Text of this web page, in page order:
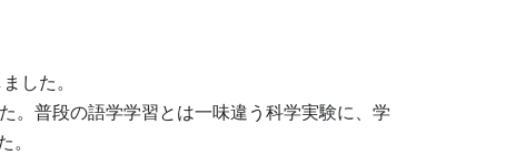
した。
。普段の語学学習とは一味違う科学実験に、学